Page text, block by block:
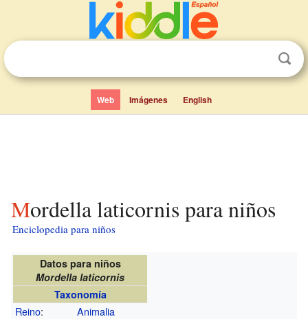
Web Imágenes English
Mordella laticornis para niños
Enciclopedia para niños
Datos para niños
Mordella laticornis
Taxonomía
Reino:
Animalia